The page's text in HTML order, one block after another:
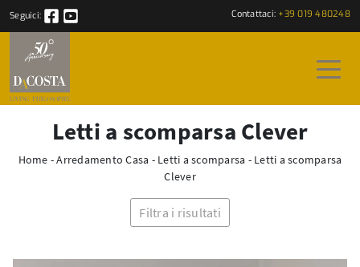
Seguici: Contattaci: +39 019 480248
Letti a scomparsa Clever
Home -Arredamento Casa - Letti a scomparsa - Letti a scomparsa
Clever
Filtra i risultati